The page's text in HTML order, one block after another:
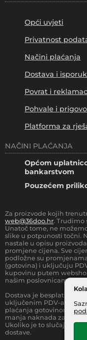
Opći uvjeti
Privatnost
Načini plaćanja
Dostava i
Povrat i
Pohvale i
Platforma za
NAČINI PLAĆANJA
Općom
bankarstvom
Pouzećem
Za proizvode kojih
web@36doo.hr. Trudimo
Unatoč tome, ne
slike u potpunosti točni.
nastale u opisu
promjene cijena. Sve
podložne su
(gotovina) i uključuju
kupovinu putem
našim poslovnicama.
Dostava je besplatna za
uključenim PDV-a) za
plaćanja gotovinom pri
manja naknada za rad
Ukoliko je to slučaj, to je
dostave.